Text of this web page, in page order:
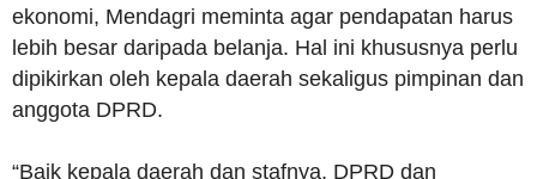
ekonomi, Mendagri meminta agar pendapatan harus
lebih besar daripada belanja. Hal ini khususnya perlu
dipikirkan oleh kepala daerah sekaligus pimpinan dan
anggota DPRD.
“Baik kepala daerah dan stafnya, DPRD dan